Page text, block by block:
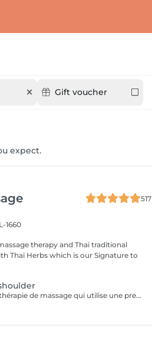
Gift voucher
expect.
517
1660
therapy and Thai traditional
Thai Herbs which is our Signature to
- 45 minutes - Un type de thérapie de massage qui utilise une pression ferme et des mouvements lents pour atteindre les couches les plus profondes du muscle. Il est utilisé pour les douleurs musculaires, raideur de la nuque et du haut du dos, les lombalgies et les jambes et épaules endolories.